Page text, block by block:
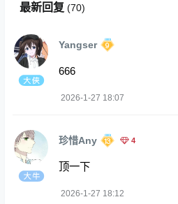
最新回复 (70)
Yangser
666
2026-1-27 18:07
珍惜Any 4
顶一下
2026-1-27 18:12